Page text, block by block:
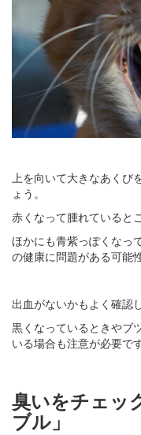
上を向いて大きなあくび
ょう。
赤くなって腫れていると
ほかにも青紫っぽくなっ
の健康に問題がある可能性
出血がないかもよく確認
黒くなっているときやブ
いる場合も注意が必要です
臭いをチェッ
ブル」